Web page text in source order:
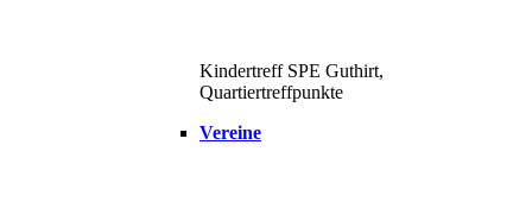
Kindertreff SPE Guthirt,
Quartiertreffpunkte
Vereine